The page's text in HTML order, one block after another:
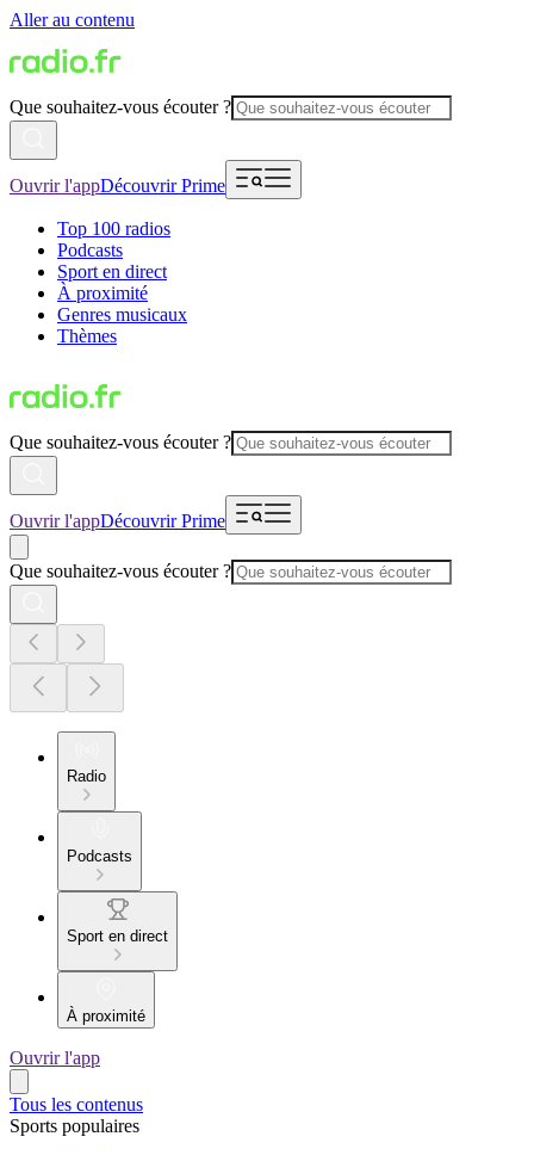
Aller au contenu
Que souhaitez-vous écouter ?
Ouvrir l'appDécouvrir Prime
Top 100 radios
Podcasts
Sport en direct
À proximité
Genres musicaux
Thèmes
Que souhaitez-vous écouter ?
Ouvrir l'appDécouvrir Prime
Que souhaitez-vous écouter ?
Radio
Podcasts
Sport en direct
À proximité
Ouvrir l'app
Tous les contenus
Sports populaires